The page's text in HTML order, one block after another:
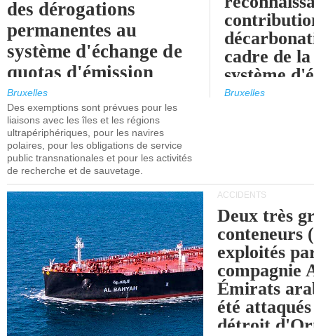
des dérogations
permanentes au
système d'échange de
quotas d'émission
maritimes de l'UE
après 2030.
Bruxelles
Des exemptions sont prévues pour les
liaisons avec les îles et les régions
ultrapériphériques, pour les navires
polaires, pour les obligations de service
public transnationales et pour les activités
de recherche et de sauvetage.
cadre de
système
quotas
Bruxelles
ACCIDENTS
Deux très
conteneurs
exploités
compagnie
Émirats
été
détroit